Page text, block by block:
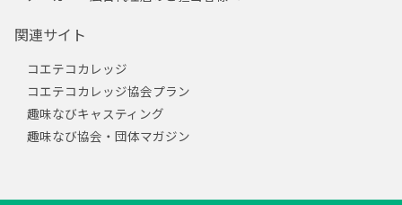
関連サイト
コエテコカレッジ
コエテコカレッジ協会プラン
趣味なびキャスティング
趣味なび協会・団体マガジン